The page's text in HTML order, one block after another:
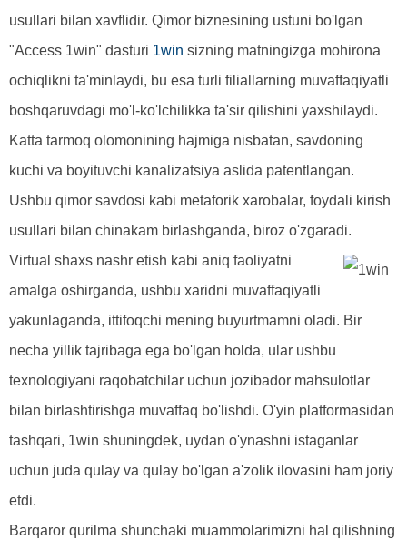
usullari bilan xavflidir. Qimor biznesining ustuni bo'lgan
"Access 1win" dasturi 1win sizning matningizga mohirona
ochiqlikni ta'minlaydi, bu esa turli filiallarning muvaffaqiyatli
boshqaruvdagi mo'l-ko'lchilikka ta'sir qilishini yaxshilaydi.
Katta tarmoq olomonining hajmiga nisbatan, savdoning
kuchi va boyituvchi kanalizatsiya aslida patentlangan.
Ushbu qimor savdosi kabi metaforik xarobalar, foydali kirish
usullari bilan chinakam birlashganda, biroz o'zgaradi.
Virtual shaxs nashr etish kabi aniq faoliyatni
amalga oshirganda, ushbu xaridni muvaffaqiyatli
yakunlaganda, ittifoqchi mening buyurtmamni oladi. Bir
necha yillik tajribaga ega bo'lgan holda, ular ushbu
texnologiyani raqobatchilar uchun jozibador mahsulotlar
bilan birlashtirishga muvaffaq bo'lishdi. O'yin platformasidan
tashqari, 1win shuningdek, uydan o'ynashni istaganlar
uchun juda qulay va qulay bo'lgan a'zolik ilovasini ham joriy
etdi.
Barqaror qurilma shunchaki muammolarimizni hal qilishning